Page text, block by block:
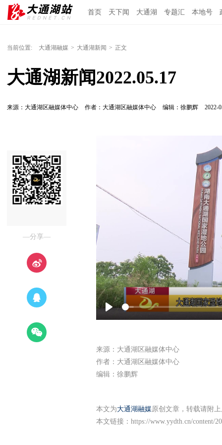
首页 天下闻 大通湖 专题汇 本地号
当前位置: 大通湖融媒 > 大通湖新闻 > 正文
大通湖新闻2022.05.17
来源：大通湖区融媒体中心 作者：大通湖区融媒体中心 编辑：徐鹏辉 2022-
—分享—
Play
来源：大通湖区融媒体中心
作者：大通湖区融媒体中心
编辑：徐鹏辉
本文为大通湖融媒原创文章，转载请附
本文链接： https://www.yydth.cn/content/